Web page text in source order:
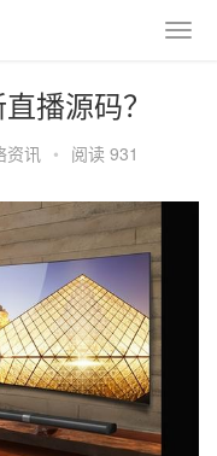
播源码？
资讯 • 阅读 931